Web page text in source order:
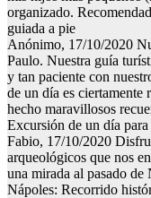
organizado.
guiada a pie
Anónimo, 17/10/2020
Paulo. Nuestra guía
y tan paciente con
de un día es ciertamente
hecho maravillosos
Excursión de un día
Fabio, 17/10/2020
arqueológicos que nos
una mirada al pasado
Nápoles: Recorrido